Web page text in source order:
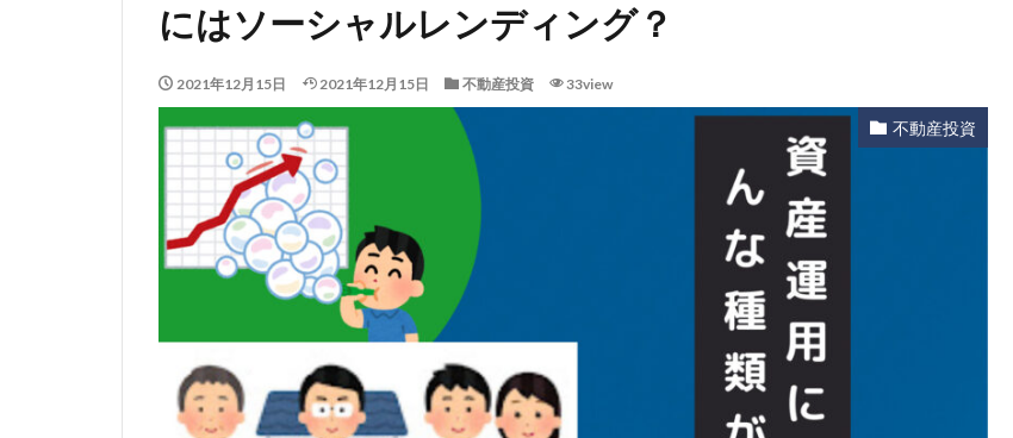
にはソーシャルレンディング？
2021年12月15日 2021年12月15日 不動産投資 33view
不動産投資